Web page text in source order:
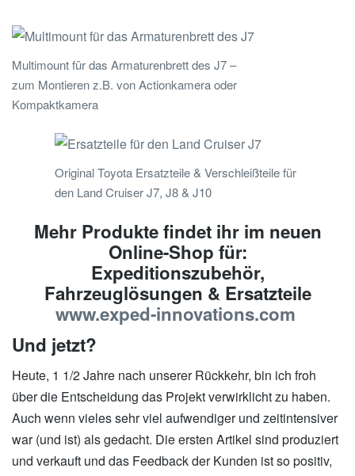
Multimount für das Armaturenbrett des J7 –
zum Montieren z.B. von Actionkamera oder
Kompaktkamera
Original Toyota Ersatzteile & Verschleißteile für
den Land Cruiser J7, J8 & J10
Mehr Produkte findet ihr im neuen
Online-Shop für:
Expeditionszubehör,
Fahrzeuglösungen & Ersatzteile
www.exped-innovations.com
Und jetzt?
Heute, 1 1/2 Jahre nach unserer Rückkehr, bin ich froh
über die Entscheidung das Projekt verwirklicht zu haben.
Auch wenn vieles sehr viel aufwendiger und zeitintensiver
war (und ist) als gedacht. Die ersten Artikel sind produziert
und verkauft und das Feedback der Kunden ist so positiv,